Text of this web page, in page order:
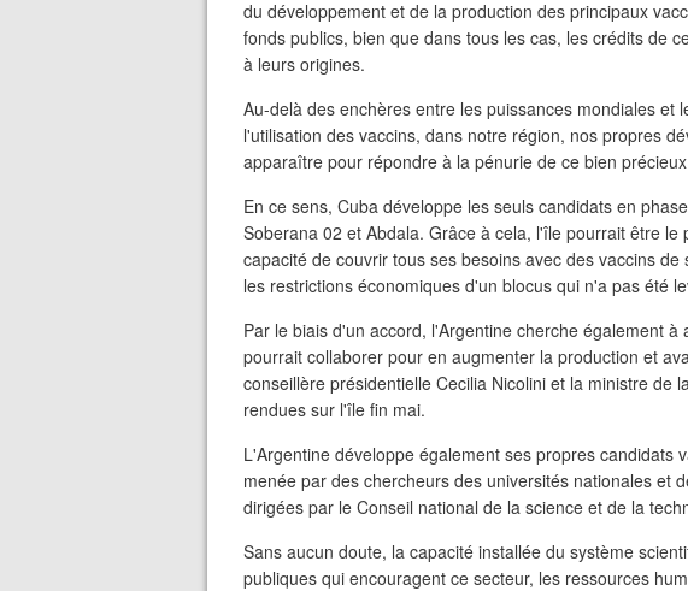
du développement et de la production des principaux
fonds publics, bien que dans tous les cas, les crédits de
à leurs origines.
Au-delà des enchères entre les puissances mondiales et
l'utilisation des vaccins, dans notre région, nos propres
apparaître pour répondre à la pénurie de ce bien
En ce sens, Cuba développe les seuls candidats en
Soberana 02 et Abdala. Grâce à cela, l'île pourrait être
capacité de couvrir tous ses besoins avec des vaccins
les restrictions économiques d'un blocus qui n'a pas été
Par le biais d'un accord, l'Argentine cherche également à
pourrait collaborer pour en augmenter la production et
conseillère présidentielle Cecilia Nicolini et la ministre de
rendues sur l'île fin mai.
L'Argentine développe également ses propres candidats
menée par des chercheurs des universités nationales et
dirigées par le Conseil national de la science et de la
Sans aucun doute, la capacité installée du système
publiques qui encouragent ce secteur, les ressources